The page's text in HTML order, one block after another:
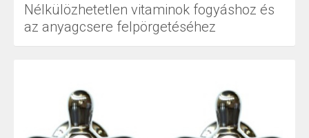
Nélkülözhetetlen vitaminok fogyáshoz és
az anyagcsere felpörgetéséhez